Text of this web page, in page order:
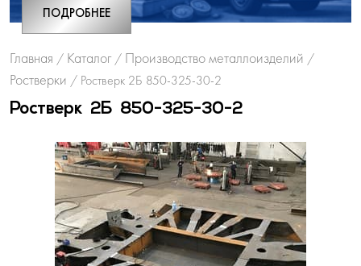
ПОДРОБНЕЕ
Главная / Каталог / Производство металлоизделий /
Ростверки / Ростверк 2Б 850-325-30-2
Ростверк 2Б 850-325-30-2